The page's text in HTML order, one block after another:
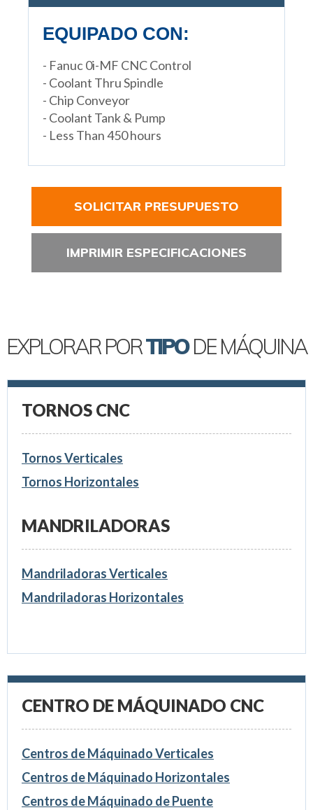
EQUIPADO CON:
- Fanuc 0i-MF CNC Control
- Coolant Thru Spindle
- Chip Conveyor
- Coolant Tank & Pump
- Less Than 450 hours
SOLICITAR PRESUPUESTO
IMPRIMIR ESPECIFICACIONES
EXPLORAR PORTIPODE MÁQUINA
TORNOS CNC
Tornos Verticales
Tornos Horizontales
MANDRILADORAS
Mandriladoras Verticales
Mandriladoras Horizontales
CENTRO DE MÁQUINADO CNC
Centros de Máquinado Verticales
Centros de Máquinado Horizontales
Centros de Máquinado de Puente